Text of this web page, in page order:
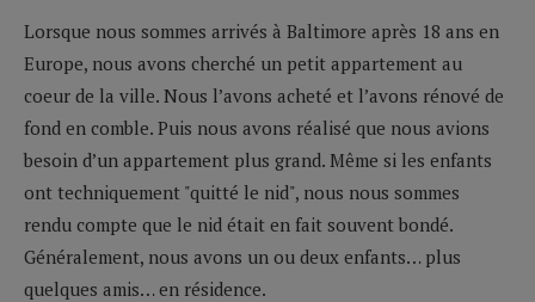
Lorsque nous sommes arrivés à Baltimore après 18 ans en
Europe, nous avons cherché un petit appartement au
coeur de la ville. Nous l’avons acheté et l’avons rénové de
fond en comble. Puis nous avons réalisé que nous avions
besoin d’un appartement plus grand. Même si les enfants
ont techniquement "quitté le nid", nous nous sommes
rendu compte que le nid était en fait souvent bondé.
Généralement, nous avons un ou deux enfants… plus
quelques amis… en résidence.